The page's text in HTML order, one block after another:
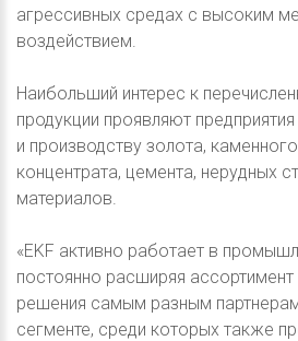
агрессивных средах с высоким
воздействием.
Наибольший интерес к
продукции проявляют
и производству золота,
концентрата, цемента, нерудных
материалов.
«EKF активно работает в
постоянно расширяя
решения самым разным
сегменте, среди которых также